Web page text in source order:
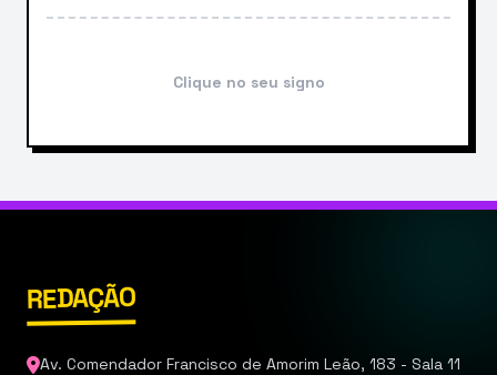
Clique no seu signo
REDAÇÃO
Av. Comendador Francisco de Amorim Leão, 183 - Sala 11